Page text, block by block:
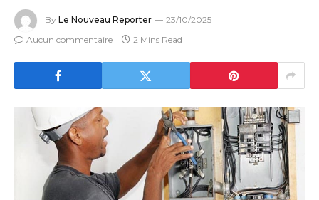
By Le Nouveau Reporter
23/10/2025
Aucun commentaire
2 Mins Read